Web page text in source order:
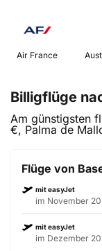
Air France
Billigflüge
Am günstigsten
€, Palma de
Flüge von
mit easyJet
im November
mit easyJet
im Dezember